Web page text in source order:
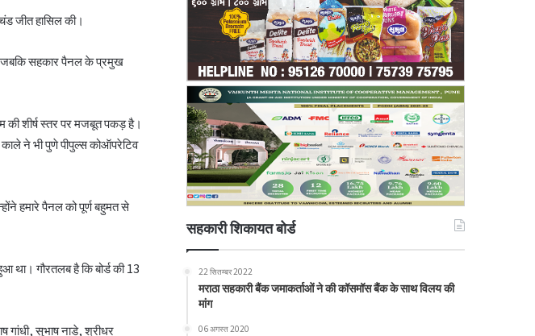
जीत हासिल की।
जबकि सहकार पैनल के प्रमुख
की शीर्ष स्तर पर मजबूत पकड़ है।
ने भी पुणे पीपुल्स कोऑपरेटिव
हमारे पैनल को पूर्ण बहुमत से
था। गौरतलब है कि बोर्ड की 13
गांधी, सुभाष नाडे, श्रीधर
सहकारी शिकायत बोर्ड
22 सितम्बर 2022
मराठा सहकारी बैंक जमाकर्ताओं ने की कॉसमॉस बैंक के साथ विलय की
मांग
06 अगस्त 2020